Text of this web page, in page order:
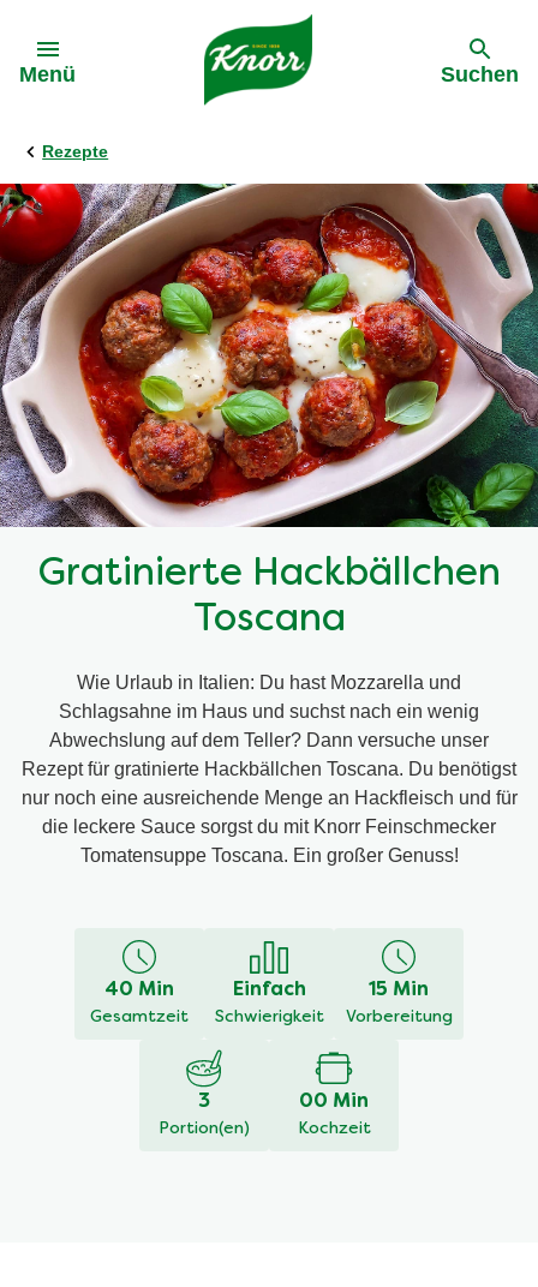
Menü Suchen
Rezepte
Gratinierte Hackbällchen
Toscana
Wie Urlaub in Italien: Du hast Mozzarella und
Schlagsahne im Haus und suchst nach ein wenig
Abwechslung auf dem Teller? Dann versuche unser
Rezept für gratinierte Hackbällchen Toscana. Du benötigst
nur noch eine ausreichende Menge an Hackfleisch und für
die leckere Sauce sorgst du mit Knorr Feinschmecker
Tomatensuppe Toscana. Ein großer Genuss!
40 Min
Gesamtzeit
Einfach
Schwierigkeit
15 Min
Vorbereitung
3
Portion(en)
00 Min
Kochzeit